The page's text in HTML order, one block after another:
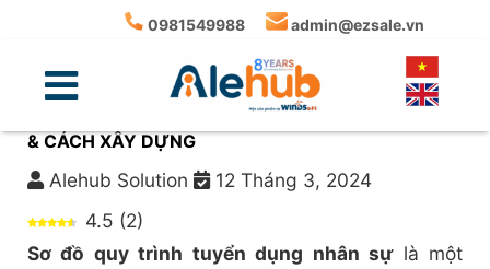
0981549988 admin@ezsale.vn
SƠ ĐỒ QUY TRÌNH TUYỂN DỤNG NHÂN SỰ: MẪU
& CÁCH XÂY DỰNG
Alehub Solution
12 Tháng 3, 2024
4.5 (2)
Sơ đồ quy trình tuyển dụng nhân sựlà một